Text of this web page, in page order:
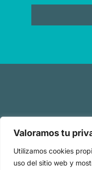
Valoramos tu
Utilizamos cookies
uso del sitio web y